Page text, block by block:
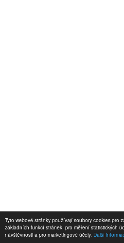
Tyto webové stránky používají soubory cookies pro
základních funkcí stránek, pro měření statistických
návštěvnosti a pro marketingové účely. Další